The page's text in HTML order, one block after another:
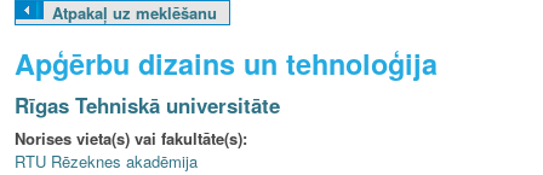
L
V
Atpakaļ uz meklēšanu
Apģērbu dizains un tehnoloģija
Rīgas Tehniskā universitāte
Norises vieta(s) vai fakultāte(s):
RTU Rēzeknes akadēmija